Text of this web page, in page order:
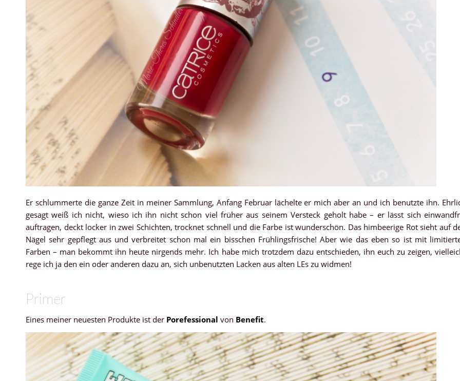
Er schlummerte die ganze Zeit in meiner Sammlung, Anfang Februar lächelte er mich aber an und ich benutzte ihn.
gesagt weiß ich nicht, wieso ich ihn nicht schon viel früher aus seinem Versteck geholt habe – er lässt sich
auftragen, deckt locker in zwei Schichten, trocknet schnell und die Farbe ist wunderschön. Das himbeerige Rot sieht auf
Nägel sehr gepflegt aus und verbreitet schon mal ein bisschen Frühlingsfrische! Aber wie das eben so ist mit
Farben – man bekommt ihn heute nirgends mehr. Ich habe mich trotzdem dazu entschieden, ihn euch zu zeigen,
rege ich ja den ein oder anderen dazu an, sich unbenutzten Lacken aus alten LEs zu widmen!
Primer
Eines meiner neuesten Produkte ist der Porefessional von Benefit.